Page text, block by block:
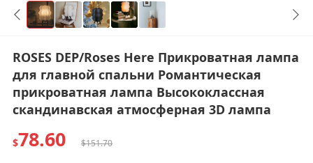
ROSES DEP/Roses Here Прикроватная лампа
для главной спальни Романтическая
прикроватная лампа Высококлассная
скандинавская атмосферная 3D лампа
$78.60 $151.70